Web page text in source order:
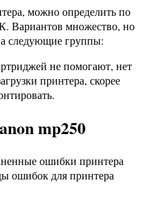
можно определить по
Вариантов множество, но
следующие группы:
не помогают, нет
принтера, скорее
mp250
ошибки принтера
ошибок для принтера